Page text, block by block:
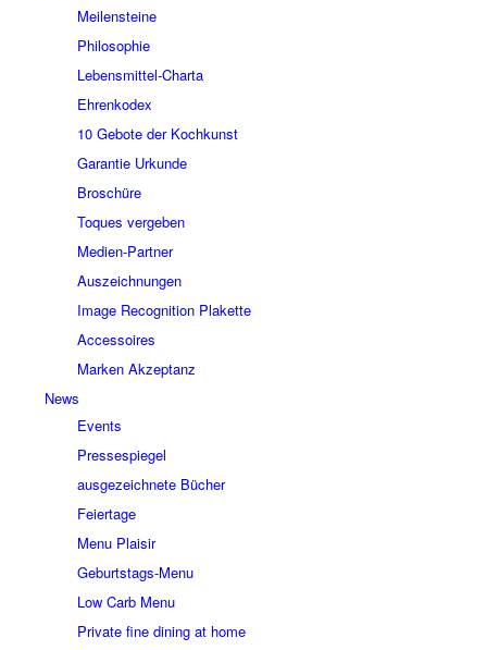
Meilensteine
Philosophie
Lebensmittel-Charta
Ehrenkodex
10 Gebote der Kochkunst
Garantie Urkunde
Broschüre
Toques vergeben
Medien-Partner
Auszeichnungen
Image Recognition Plakette
Accessoires
Marken Akzeptanz
News
Events
Pressespiegel
ausgezeichnete Bücher
Feiertage
Menu Plaisir
Geburtstags-Menu
Low Carb Menu
Private fine dining at home